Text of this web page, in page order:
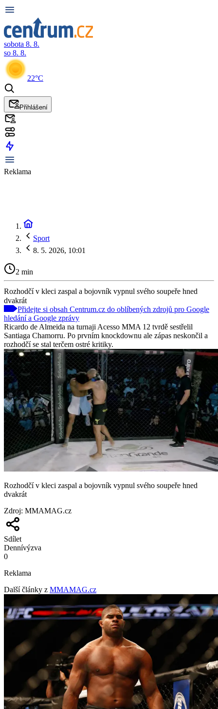
sobota 8. 8.
so 8. 8.
22°C
Přihlášení
Reklama
Sport
8. 5. 2026, 10:01
2 min
Rozhodčí v kleci zaspal a bojovník vypnul svého soupeře hned
dvakrát
Přidejte si obsah Centrum.cz do oblíbených zdrojů pro Google
hledání a Google zprávy
Ricardo de Almeida na turnaji Acesso MMA 12 tvrdě sestřelil
Santiaga Chamorru. Po prvním knockdownu ale zápas neskončil a
rozhodčí se stal terčem ostré kritiky.
Rozhodčí v kleci zaspal a bojovník vypnul svého soupeře hned
dvakrát
Zdroj: MMAMAG.cz
Sdílet
Dennívýzva
0
Reklama
Další články z MMAMAG.cz